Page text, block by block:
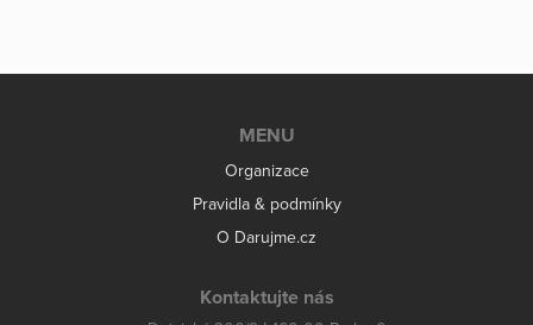
MENU
Organizace
Pravidla & podmínky
O Darujme.cz
Kontaktujte nás